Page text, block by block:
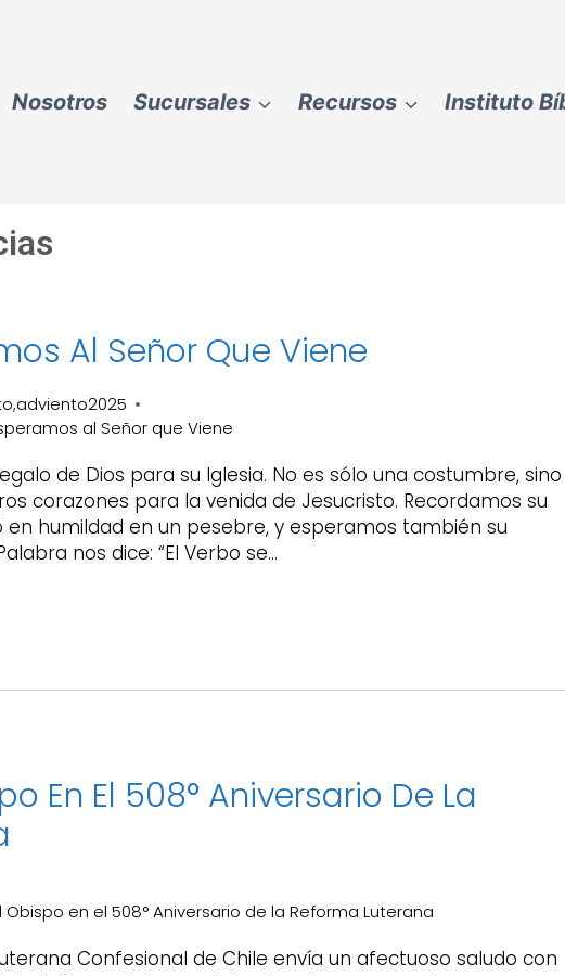
Nosotros Sucursales Recursos Instituto
Al Señor Que Viene
,adviento2025
al Señor que Viene
de Dios para su Iglesia. No es sólo una costumbre, sino
corazones para la venida de Jesucristo. Recordamos su
en humildad en un pesebre, y esperamos también su
nos dice: “El Verbo se…
En El 508° Aniversario De La
Obispo en el 508° Aniversario de la Reforma Luterana
Confesional de Chile envía un afectuoso saludo con